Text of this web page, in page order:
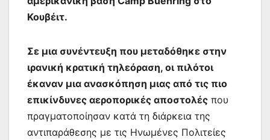
Κουβέιτ.
Σε μια συνέντευξη που μεταδόθηκε στην
ιρανική κρατική τηλεόραση, οι πιλότοι
έκαναν μια ανασκόπηση μιας από τις πιο
επικίνδυνες αεροπορικές αποστολές που
πραγματοποίησαν κατά τη διάρκεια της
αντιπαράθεσης με τις Ηνωμένες Πολιτείες